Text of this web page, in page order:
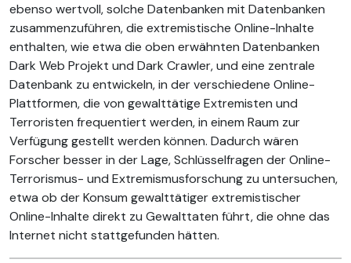
ebenso wertvoll, solche Datenbanken mit Datenbanken
zusammenzuführen, die extremistische Online-Inhalte
enthalten, wie etwa die oben erwähnten Datenbanken
Dark Web Projekt und Dark Crawler, und eine zentrale
Datenbank zu entwickeln, in der verschiedene Online-
Plattformen, die von gewalttätige Extremisten und
Terroristen frequentiert werden, in einem Raum zur
Verfügung gestellt werden können. Dadurch wären
Forscher besser in der Lage, Schlüsselfragen der Online-
Terrorismus- und Extremismusforschung zu untersuchen,
etwa ob der Konsum gewalttätiger extremistischer
Online-Inhalte direkt zu Gewalttaten führt, die ohne das
Internet nicht stattgefunden hätten.